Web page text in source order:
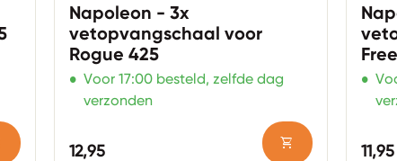
Napoleon - 3x
vetopvangschaal voor
Rogue 425
• Voor 17:00 besteld, zelfde dag
verzonden
Normale prijs
12,95 shopping_cart
•
11,95